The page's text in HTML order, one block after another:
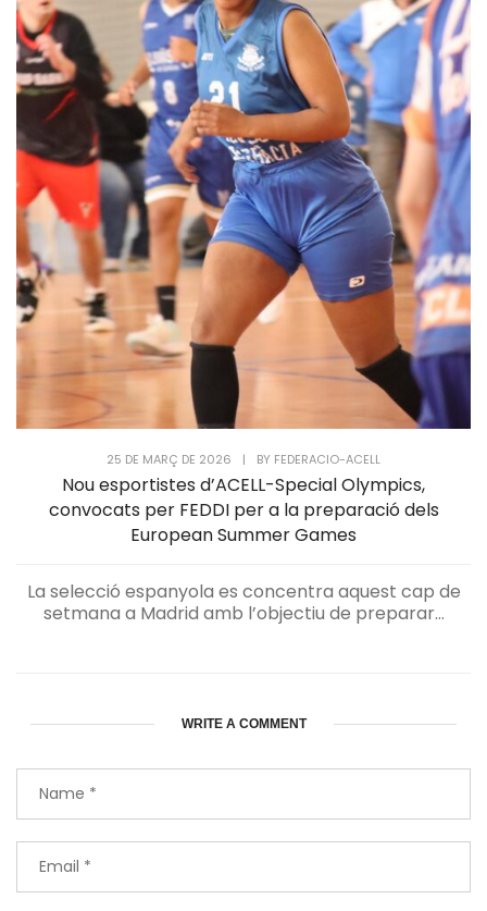
25 DE MARÇ DE 2026 | BY FEDERACIO-ACELL
Nou esportistes d’ACELL-Special Olympics,
convocats per FEDDI per a la preparació dels
European Summer Games
La selecció espanyola es concentra aquest cap de
setmana a Madrid amb l’objectiu de preparar...
WRITE A COMMENT